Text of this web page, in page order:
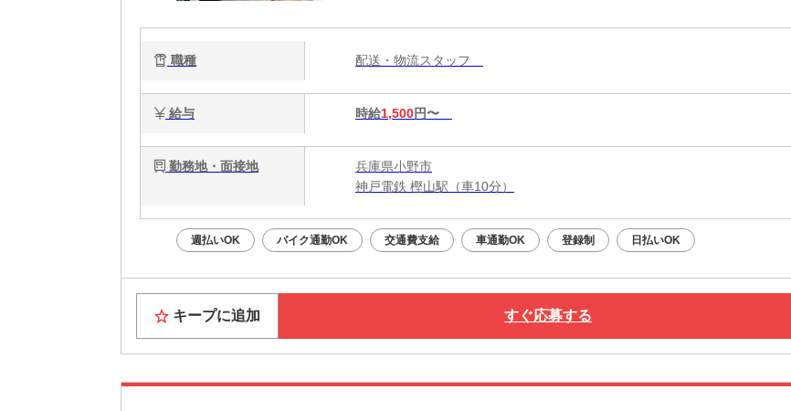
職種 配送・物流スタッフ
給与 時給1,500円〜
勤務地・面接地
兵庫県小野市
神戸電鉄 樫山駅（車10分）
週払いOK バイク通勤OK 交通費支給 車通勤OK 登録制 日払いOK
キープに追加 すぐ応募する